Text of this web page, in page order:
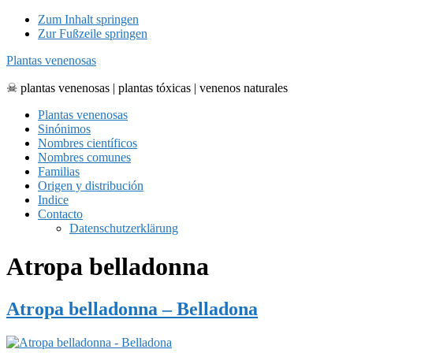
Zum Inhalt springen
Zur Fußzeile springen
Plantas venenosas
☠ plantas venenosas | plantas tóxicas | venenos naturales
Plantas venenosas
Sinónimos
Nombres científicos
Nombres comunes
Familias
Origen y distribución
Indice
Contacto
Datenschutzerklärung
Atropa belladonna
Atropa belladonna – Belladona